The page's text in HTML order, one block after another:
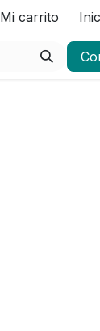
Mi carrito